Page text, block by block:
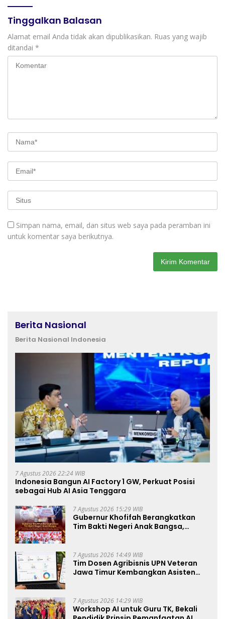
Tinggalkan Balasan
Alamat email Anda tidak akan dipublikasikan. Ruas yang wajib
ditandai *
Simpan nama, email, dan situs web saya pada peramban ini
untuk komentar saya berikutnya.
Berita Nasional
Berita Nasional Indonesia
7 Agustus 2026 22:24 WIB
Indonesia Bangun AI Factory 1 GW, Perkuat Posisi
sebagai Hub AI Asia Tenggara
7 Agustus 2026 15:29 WIB
Gubernur Khofifah Berangkatkan
Tim Bakti Negeri Anak Bangsa,
Kemerdekaan
7 Agustus 2026 14:49 WIB
Tim Dosen Agribisnis UPN Veteran
Jawa Timur Kembangkan Asisten
7 Agustus 2026 14:29 WIB
Workshop AI untuk Guru TK, Bekali